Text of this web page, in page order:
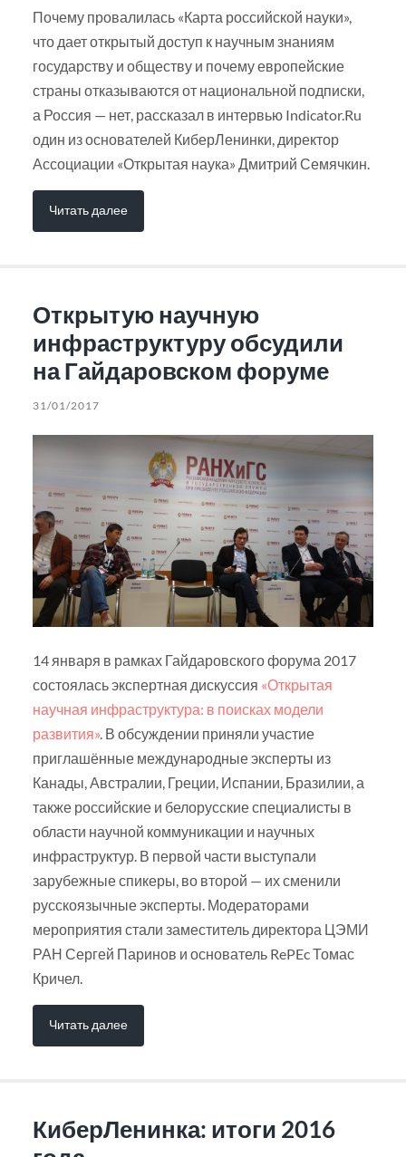
Почему провалилась «Карта российской науки»,
что дает открытый доступ к научным знаниям
государству и обществу и почему европейские
страны отказываются от национальной подписки,
а Россия — нет, рассказал в интервью Indicator.Ru
один из основателей КиберЛенинки, директор
Ассоциации «Открытая наука» Дмитрий Семячкин.
Читать далее
Открытую научную
инфраструктуру обсудили
на Гайдаровском форуме
31/01/2017
14 января в рамках Гайдаровского форума 2017
состоялась экспертная дискуссия «Открытая
научная инфраструктура: в поисках модели
развития». В обсуждении приняли участие
приглашённые международные эксперты из
Канады, Австралии, Греции, Испании, Бразилии, а
также российские и белорусские специалисты в
области научной коммуникации и научных
инфраструктур. В первой части выступали
зарубежные спикеры, во второй — их сменили
русскоязычные эксперты. Модераторами
мероприятия стали заместитель директора ЦЭМИ
РАН Сергей Паринов и основатель RePEc Томас
Кричел.
Читать далее
КиберЛенинка: итоги 2016